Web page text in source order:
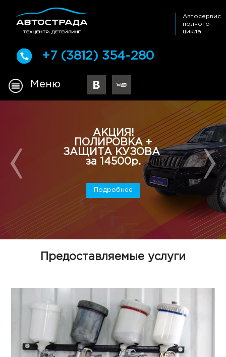
+7 (3812) 354-280
Автосервис
полного
цикла
Меню
КУЗОВА
Жестяные работы,
Предоставляемые услуги